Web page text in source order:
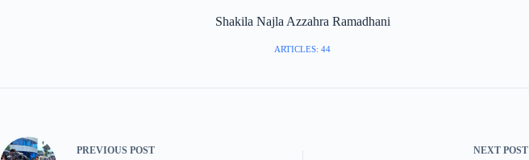
Shakila Najla Azzahra Ramadhani
ARTICLES: 44
PREVIOUS POST NEXT POST